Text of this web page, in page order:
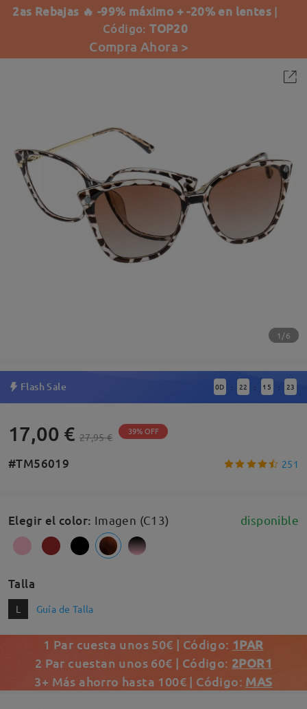
2as Rebajas 🔥 -99% máximo + -20% en lentes |
Código:TOP20
Compra Ahora >
1/6
Flash Sale 0D : 22 : 15 : 22
17,00 € 27,95 € 39% OFF
#TM56019 251
Elegir el color: Imagen (C13) disponible
Talla
L Guía de Talla
1 Par cuesta unos 50€ | Código: 1PAR
2 Par cuestan unos 60€ | Código: 2POR1
3+ Más ahorro hasta 100€ | Código: MAS